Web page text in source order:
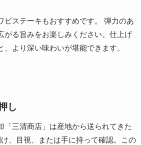
ビステーキもおすすめです。 弾力のあ
がる旨みをお楽しみください。仕上げ
より深い味わいが堪能できます。
し
「三清商店」は産地から送られてきた
、目視、または手に持って確認。この